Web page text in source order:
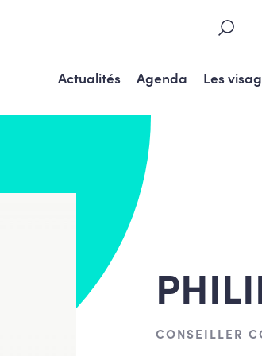
Actualités Agenda Les
CONSEILLER